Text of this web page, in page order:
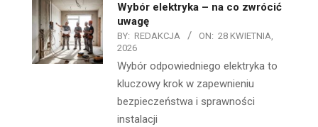
Wybór elektryka – na co zwrócić
uwagę
BY: REDAKCJA ON: 28 KWIETNIA,
2026
Wybór odpowiedniego elektryka to
kluczowy krok w zapewnieniu
bezpieczeństwa i sprawności
instalacji